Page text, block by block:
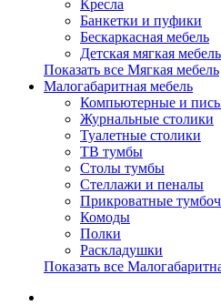
Кресла
Банкетки и пуфики
Бескаркасная мебель
Детская мягкая мебель
Показать все Мягкая мебель
Малогабаритная мебель
Компьютерные и
Журнальные столики
Туалетные столики
ТВ тумбы
Столы тумбы
Стеллажи и пеналы
Прикроватные
Комоды
Полки
Раскладушки
Показать все